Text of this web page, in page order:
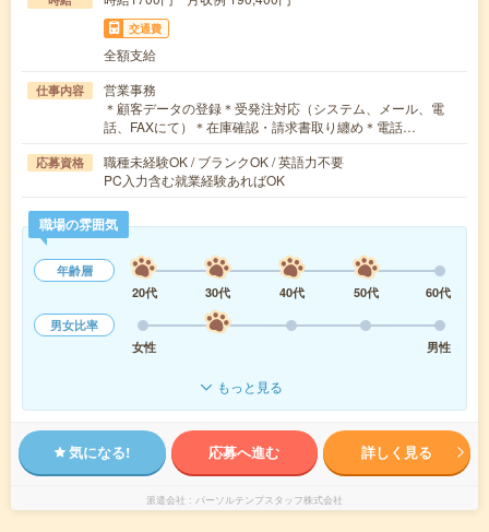
交通費
全額支給
仕事内容
営業事務
＊顧客データの登録＊受発注対応（システム、メール、電
話、FAXにて）＊在庫確認・請求書取り纏め＊電話…
応募資格
職種未経験OK / ブランクOK / 英語力不要
PC入力含む就業経験あればOK
職場の雰囲気
年齢層
20代
30代 40代 50代
60代
男女比率
女性
男性
もっと見る
気になる! 応募へ進む 詳しく見る
派遣会社 パーソルテンプスタッフ株式会社